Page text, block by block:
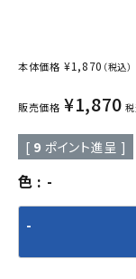
本体価格 ¥1,870 （税込）
販売価格 ¥1,870
[ 9 ポイント進呈 ]
色 -
-